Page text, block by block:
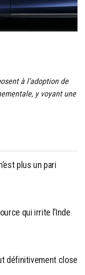
à l’adoption de
y voyant une
plus un pari
qui irrite l’Inde
définitivement close